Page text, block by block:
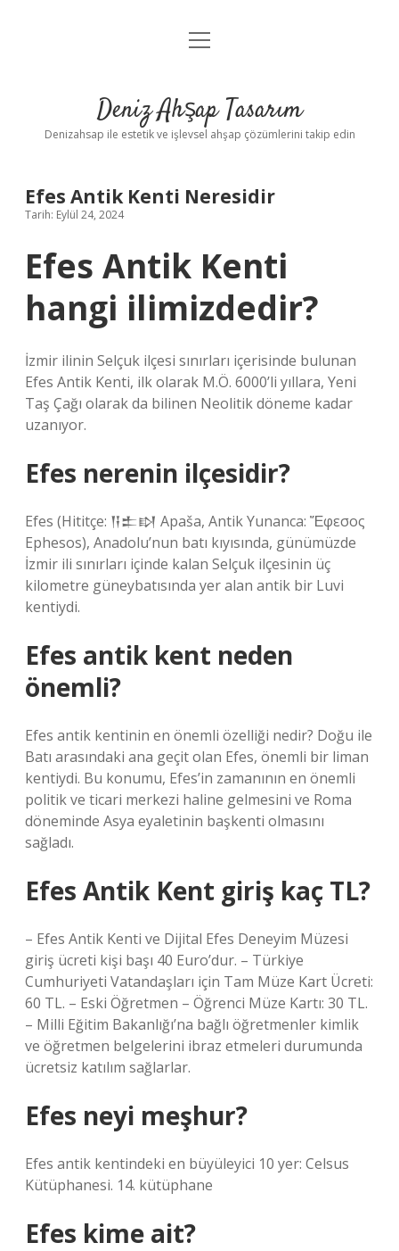
Anasayfa
Yasal Uyarı
menüyü
Deniz Ahşap Tasarım
Denizahsap ile estetik ve işlevsel ahşap çözümlerini takip edin
Efes Antik Kenti Neresidir
Tarih: Eylül 24, 2024
Efes Antik Kenti
hangi ilimizdedir?
İzmir ilinin Selçuk ilçesi sınırları içerisinde bulunan
Efes Antik Kenti, ilk olarak M.Ö. 6000’li yıllara, Yeni
Taş Çağı olarak da bilinen Neolitik döneme kadar
uzanıyor.
Efes nerenin ilçesidir?
Efes (Hititçe: 𒀀𒉺𒊭 Apaša, Antik Yunanca: Ἔφεσος
Ephesos), Anadolu’nun batı kıyısında, günümüzde
İzmir ili sınırları içinde kalan Selçuk ilçesinin üç
kilometre güneybatısında yer alan antik bir Luvi
kentiydi.
Efes antik kent neden
önemli?
Efes antik kentinin en önemli özelliği nedir? Doğu ile
Batı arasındaki ana geçit olan Efes, önemli bir liman
kentiydi. Bu konumu, Efes’in zamanının en önemli
politik ve ticari merkezi haline gelmesini ve Roma
döneminde Asya eyaletinin başkenti olmasını
sağladı.
Efes Antik Kent giriş kaç TL?
– Efes Antik Kenti ve Dijital Efes Deneyim Müzesi
giriş ücreti kişi başı 40 Euro’dur. – Türkiye
Cumhuriyeti Vatandaşları için Tam Müze Kart Ücreti:
60 TL. – Eski Öğretmen – Öğrenci Müze Kartı: 30 TL.
– Milli Eğitim Bakanlığı’na bağlı öğretmenler kimlik
ve öğretmen belgelerini ibraz etmeleri durumunda
ücretsiz katılım sağlarlar.
Efes neyi meşhur?
Efes antik kentindeki en büyüleyici 10 yer: Celsus
Kütüphanesi. 14. kütüphane
Efes kime ait?